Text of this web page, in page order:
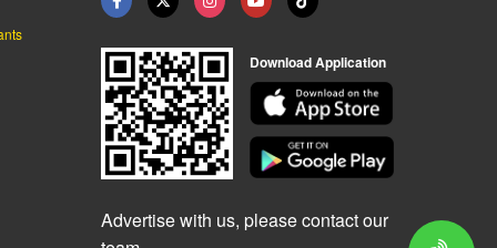
Download Application
Advertise with us, please contact our